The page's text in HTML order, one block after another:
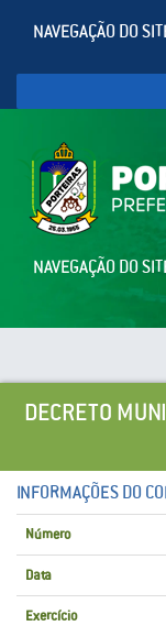
NAVEGAÇÃO DO
NAVEGAÇÃO DO
DECRETO
INFORMAÇÕES DO
Número
Data
Exercício